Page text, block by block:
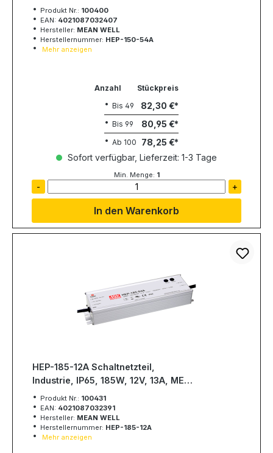
MEAN WELL
Produkt Nr.: 100400
EAN: 4021087032407
Hersteller: MEAN WELL
Herstellernummer: HEP-150-54A
Mehr anzeigen
Anzahl
Stückpreis
Bis 49 82,30 €
Bis 99 80,95 €
Ab 100
78,25 €
Sofort verfügbar, Lieferzeit: 1-3 Tage
Min. Menge: 1
- +
In den Warenkorb
HEP-185-12A Schaltnetzteil,
Industrie, IP65, 185W, 12V, 13A, MEAN
WELL
Produkt Nr.: 100431
EAN: 4021087032391
Hersteller: MEAN WELL
Herstellernummer: HEP-185-12A
Mehr anzeigen